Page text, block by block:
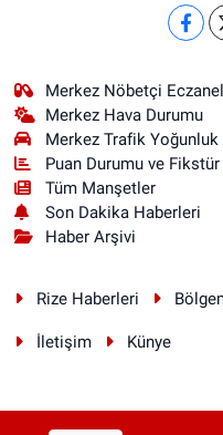
Merkez Nöbetçi
Merkez Hava Durumu
Merkez Trafik Yoğunluk
Puan Durumu ve Fikstür
Tüm Manşetler
Son Dakika Haberleri
Haber Arşivi
Rize Haberleri
İletişim Künye